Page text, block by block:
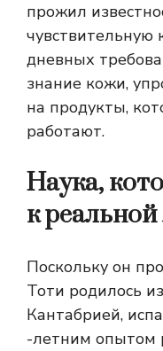
прожил
дневных
знание кожи,
на продукты,
работают.
Наука,
к
Поскольку он
Тоти родилось
Кантабрией,
-летним опытом